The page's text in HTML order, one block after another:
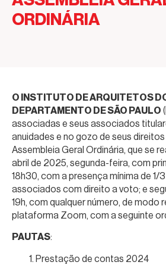
ORDINÁRIA
O INSTITUTO DE ARQUITETOS
DEPARTAMENTO DE SÃO PAULO
associadas e seus associados
anuidades e no gozo de seus
Assembleia Geral Ordinária, que se
abril de 2025, segunda-feira, com
18h30, com a presença mínima de 1/
associados com direito a voto; e
19h, com qualquer número, de modo
plataforma Zoom, com a seguinte
PAUTAS:
Prestação de contas 2024